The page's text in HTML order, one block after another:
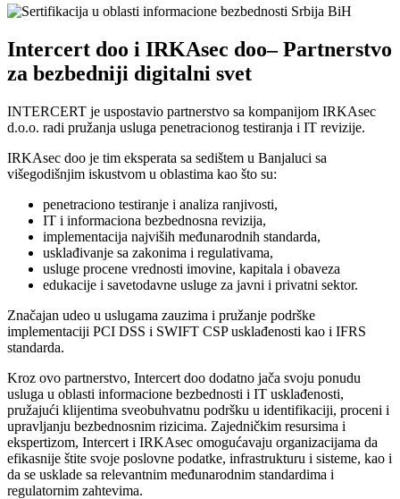
Intercert doo i IRKAsec doo– Partnerstvo
za bezbedniji digitalni svet
INTERCERT je uspostavio partnerstvo sa kompanijom IRKAsec
d.o.o. radi pružanja usluga penetracionog testiranja i IT revizije.
IRKAsec doo je tim eksperata sa sedištem u Banjaluci sa
višegodišnjim iskustvom u oblastima kao što su:
penetraciono testiranje i analiza ranjivosti,
IT i informaciona bezbednosna revizija,
implementacija najviših međunarodnih standarda,
usklađivanje sa zakonima i regulativama,
usluge procene vrednosti imovine, kapitala i obaveza
edukacije i savetodavne usluge za javni i privatni sektor.
Značajan udeo u uslugama zauzima i pružanje podrške
implementaciji PCI DSS i SWIFT CSP usklađenosti kao i IFRS
standarda.
Kroz ovo partnerstvo, Intercert doo dodatno jača svoju ponudu
usluga u oblasti informacione bezbednosti i IT usklađenosti,
pružajući klijentima sveobuhvatnu podršku u identifikaciji, proceni i
upravljanju bezbednosnim rizicima. Zajedničkim resursima i
ekspertizom, Intercert i IRKAsec omogućavaju organizacijama da
efikasnije štite svoje poslovne podatke, infrastrukturu i sisteme, kao i
da se usklade sa relevantnim međunarodnim standardima i
regulatornim zahtevima.